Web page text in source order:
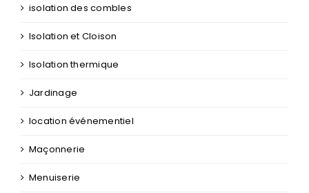
isolation des combles
Isolation et Cloison
Isolation thermique
Jardinage
location événementiel
Maçonnerie
Menuiserie